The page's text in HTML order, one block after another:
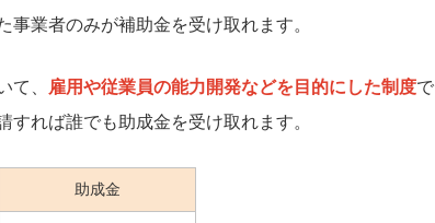
業者のみが補助金を受け取れます。
て、 雇用や従業員の能力開発などを目的にした制度で
れば誰でも助成金を受け取れます。
助成金